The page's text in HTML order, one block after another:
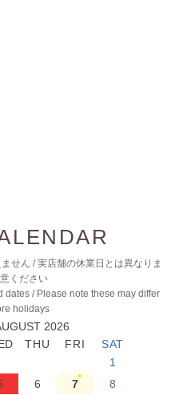
せん / 実店舗の休業日とは異なりま
ください
/ Please note these may differ
holidays
2026
1
6 7 8